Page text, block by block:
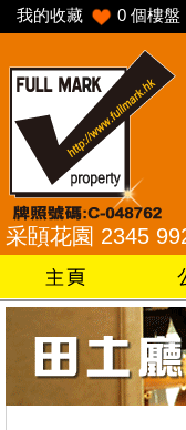
我的收藏 0 個樓盤
花園 2345 9927 /